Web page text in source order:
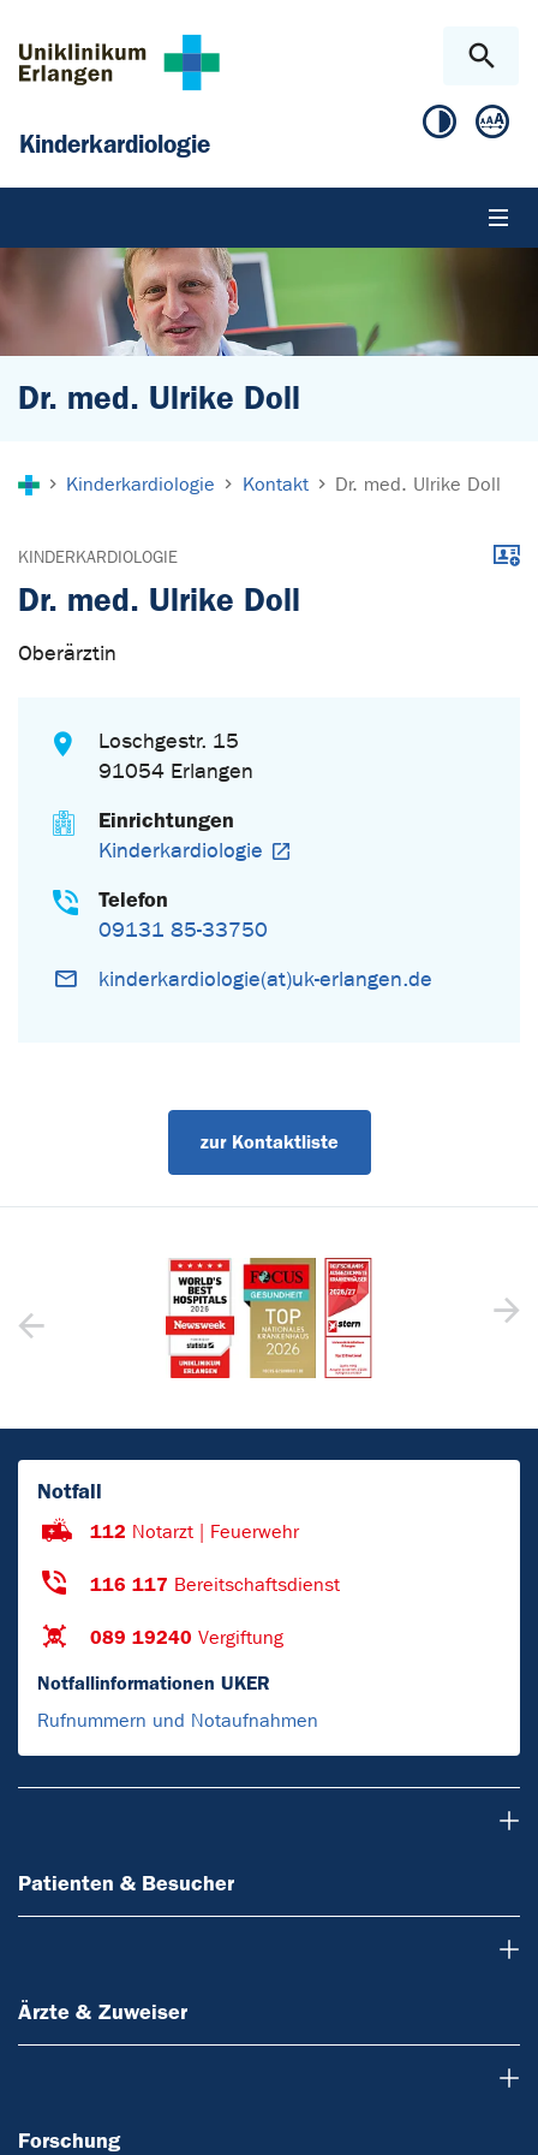
Kinderkardiologie
Dr. med. Ulrike Doll
Kinderkardiologie Kontakt Dr. med. Ulrike Doll
KINDERKARDIOLOGIE
Dr. med. Ulrike Doll
Oberärztin
Loschgestr. 15
91054 Erlangen
Einrichtungen
Kinderkardiologie
Telefon
09131 85-33750
kinderkardiologie(at)uk-erlangen.de
zur Kontaktliste
Notfall
112 Notarzt | Feuerwehr
116 117 Bereitschaftsdienst
089 19240 Vergiftung
Notfallinformationen UKER
Rufnummern und Notaufnahmen
Patienten & Besucher
Ärzte & Zuweiser
Forschung